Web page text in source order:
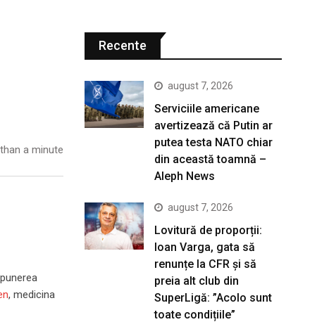
a minute
, medicina
Recente
august 7, 2026
Serviciile americane
avertizează că Putin ar
putea testa NATO chiar
din această toamnă –
Aleph News
august 7, 2026
Lovitură de proporții:
Ioan Varga, gata să
renunțe la CFR și să
preia alt club din
SuperLigă: ”Acolo sunt
toate condițiile”